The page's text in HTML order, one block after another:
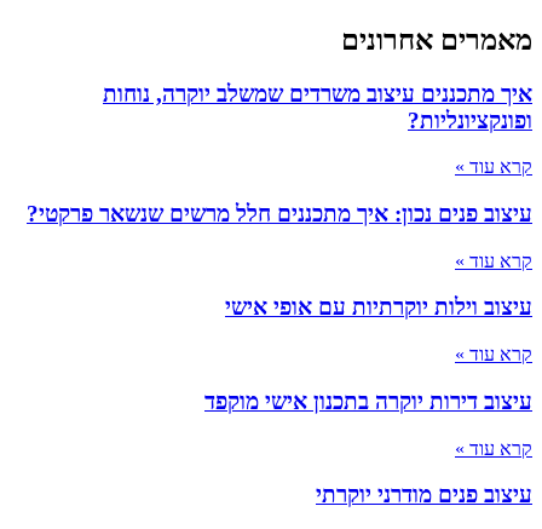
מאמרים אחרונים
איך מתכננים עיצוב משרדים שמשלב יוקרה, נוחות
ופונקציונליות?
קרא עוד »
עיצוב פנים נכון: איך מתכננים חלל מרשים שנשאר פרקטי?
קרא עוד »
עיצוב וילות יוקרתיות עם אופי אישי
קרא עוד »
עיצוב דירות יוקרה בתכנון אישי מוקפד
קרא עוד »
עיצוב פנים מודרני יוקרתי